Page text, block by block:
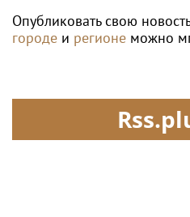
Опубликовать свою
городе и регионе можно